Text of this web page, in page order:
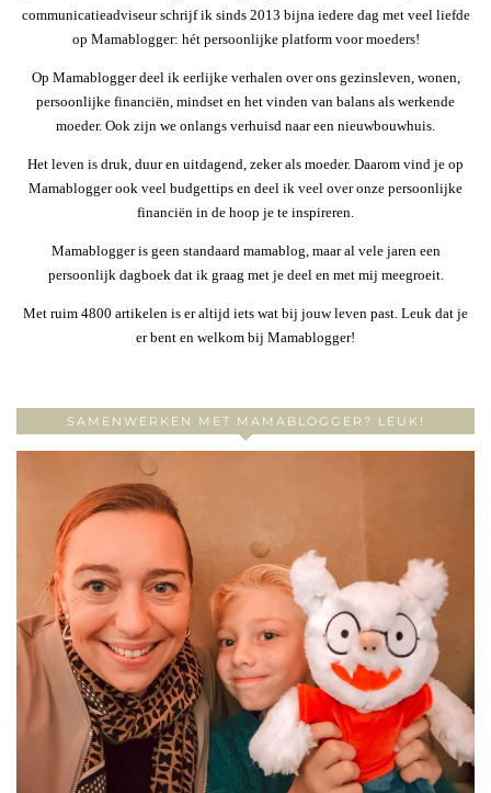
communicatieadviseur schrijf ik sinds 2013 bijna iedere dag met veel liefde
op Mamablogger: hét persoonlijke platform voor moeders!
Op Mamablogger deel ik eerlijke verhalen over ons gezinsleven, wonen,
persoonlijke financiën, mindset en het vinden van balans als werkende
moeder. Ook zijn we onlangs verhuisd naar een nieuwbouwhuis.
Het leven is druk, duur en uitdagend, zeker als moeder. Daarom vind je op
Mamablogger ook veel budgettips en deel ik veel over onze persoonlijke
financiën in de hoop je te inspireren.
Mamablogger is geen standaard mamablog, maar al vele jaren een
persoonlijk dagboek dat ik graag met je deel en met mij meegroeit.
Met ruim 4800 artikelen is er altijd iets wat bij jouw leven past. Leuk dat je
er bent en welkom bij Mamablogger!
SAMENWERKEN MET MAMABLOGGER? LEUK!